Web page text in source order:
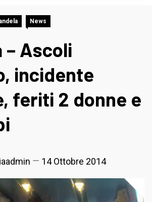
News
– Ascoli
incidente
feriti 2 donne e
14 Ottobre 2014